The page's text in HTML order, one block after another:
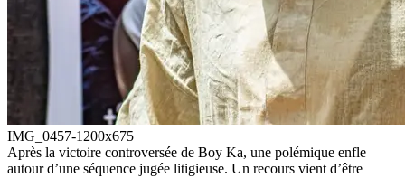
IMG_0457-1200x675
Après la victoire controversée de Boy Ka, une polémique enfle
autour d’une séquence jugée litigieuse. Un recours vient d’être